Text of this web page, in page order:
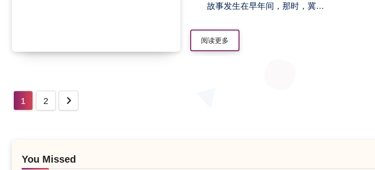
故事发生在早年间，那时，冀…
阅读更多
文
页
1 2
You Missed